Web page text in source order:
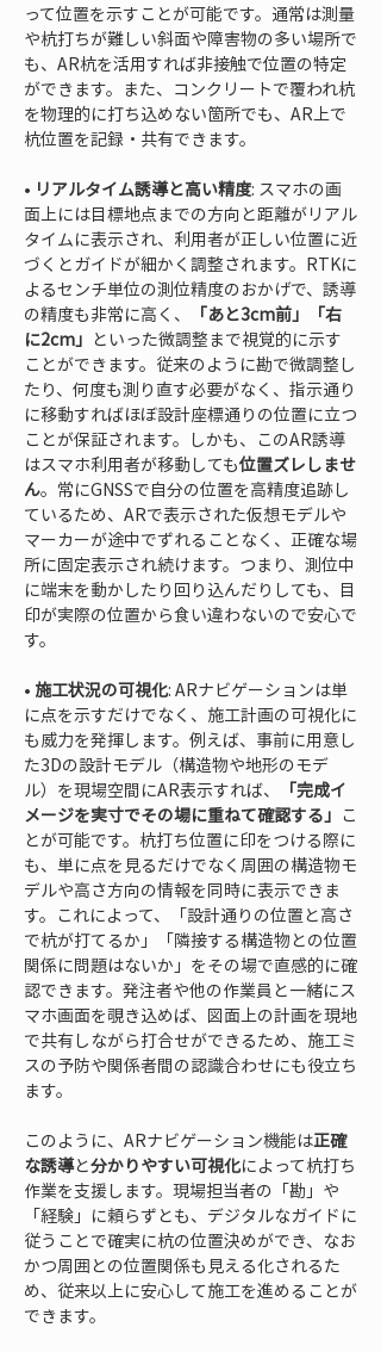
って位置を示すことが可能です。通常は測量
や杭打ちが難しい斜面や障害物の多い場所で
も、AR杭を活用すれば非接触で位置の特定
ができます。また、コンクリートで覆われ杭
を物理的に打ち込めない箇所でも、AR上で
• リアルタイム誘導と高い精度: スマホの画
面上には目標地点までの方向と距離がリアル
タイムに表示され、利用者が正しい位置に近
づくとガイドが細かく調整されます。RTKに
よるセンチ単位の測位精度のおかげで、誘導
の精度も非常に高く、
「あと3cm前」「右
に2cm」 といった微調整まで視覚的に示す
ことができます。従来のように勘で微調整し
たり、何度も測り直す必要がなく、指示通り
に移動すればほぼ設計座標通りの位置に立つ
ことが保証されます。しかも、このAR誘導
はスマホ利用者が移動しても位置ズレしませ
ん。常にGNSSで自分の位置を高精度追跡し
ているため、ARで表示された仮想モデルや
マーカーが途中でずれることなく、正確な場
所に固定表示され続けます。つまり、測位中
に端末を動かしたり回り込んだりしても、目
印が実際の位置から食い違わないので安心で
• 施工状況の可視化: ARナビゲーションは単
に点を示すだけでなく、施工計画の可視化に
も威力を発揮します。例えば、事前に用意し
た3Dの設計モデル（構造物や地形のモデ
ル）を現場空間にAR表示すれば、
「完成イ
メージを実寸でその場に重ねて確認する」 こ
とが可能です。杭打ち位置に印をつける際に
も、単に点を見るだけでなく周囲の構造物モ
デルや高さ方向の情報を同時に表示できま
す。これによって、「設計通りの位置と高さ
で杭が打てるか」「隣接する構造物との位置
関係に問題はないか」をその場で直感的に確
認できます。発注者や他の作業員と一緒にス
マホ画面を覗き込めば、図面上の計画を現地
で共有しながら打合せができるため、施工ミ
スの予防や関係者間の認識合わせにも役立ち
ます。
このように、ARナビゲーション機能は正確
な誘導と分かりやすい可視化によって杭打ち
作業を支援します。現場担当者の「勘」や
「経験」に頼らずとも、デジタルなガイドに
従うことで確実に杭の位置決めができ、なお
かつ周囲との位置関係も見える化されるた
め、従来以上に安心して施工を進めることが
できます。